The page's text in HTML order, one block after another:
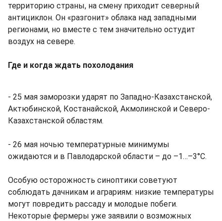
территорию страны, на смену приходит северный
антициклон. Он «разгонит» облака над западными
регионами, но вместе с тем значительно остудит
воздух на севере.
Где и когда ждать похолодания
- 25 мая заморозки ударят по Западно-Казахстанской,
Актюбинской, Костанайской, Акмолинской и Северо-
Казахстанской областям.
- 26 мая ночью температурные минимумы
ожидаются и в Павлодарской области – до –1…–3°C.
Особую осторожность синоптики советуют
соблюдать дачникам и аграриям: низкие температуры
могут повредить рассаду и молодые побеги.
Некоторые фермеры уже заявили о возможных